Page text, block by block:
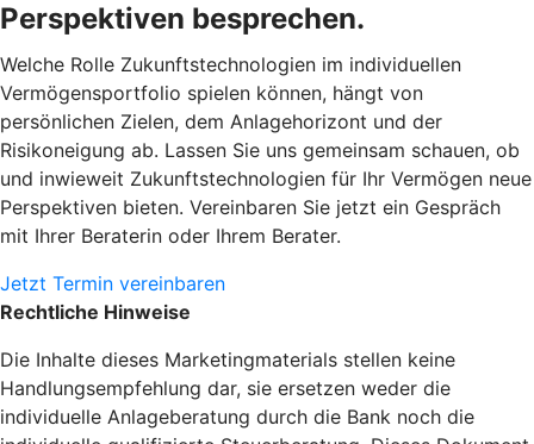
Perspektiven besprechen.
Welche Rolle Zukunftstechnologien im individuellen
Vermögensportfolio spielen können, hängt von
persönlichen Zielen, dem Anlagehorizont und der
Risikoneigung ab. Lassen Sie uns gemeinsam schauen, ob
und inwieweit Zukunftstechnologien für Ihr Vermögen neue
Perspektiven bieten. Vereinbaren Sie jetzt ein Gespräch
mit Ihrer Beraterin oder Ihrem Berater.
Jetzt Termin vereinbaren
Rechtliche Hinweise
Die Inhalte dieses Marketingmaterials stellen keine
Handlungsempfehlung dar, sie ersetzen weder die
individuelle Anlageberatung durch die Bank noch die